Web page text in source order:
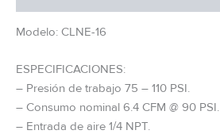
Modelo: CLNE-16
ESPECIFICACIONES:
– Presión de trabajo 75 – 110 PSI.
– Consumo nominal 6.4 CFM @ 90 PSI.
– Entrada de aire 1/4 NPT.